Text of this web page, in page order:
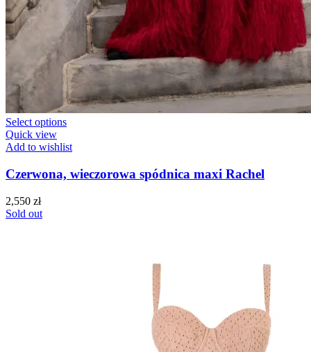
Select options
Quick view
Add to wishlist
Czerwona, wieczorowa spódnica maxi Rachel
2,550 zł
Sold out